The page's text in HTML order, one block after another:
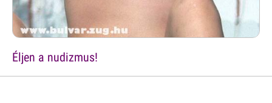
Éljen a nudizmus!